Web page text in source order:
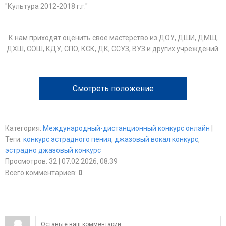
"Культура 2012-2018 г.г."
К нам приходят оценить свое мастерство из ДОУ, ДШИ, ДМШ,
ДХШ, СОШ, КДУ, СПО, КСК, ДК, ССУЗ, ВУЗ и других учреждений.
Смотреть положение
Категория: Международный-дистанционный конкурс онлайн
Теги: конкурс эстрадного пения, джазовый вокал конкурс,
эстрадно джазовый конкурс
Просмотров: 32 | 07.02.2026, 08:39
Всего комментариев: 0